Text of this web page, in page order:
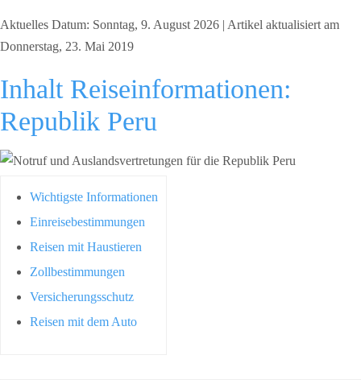
Aktuelles Datum: Sonntag, 9. August 2026 | Artikel aktualisiert am
Donnerstag, 23. Mai 2019
Inhalt Reiseinformationen:
Republik Peru
Wichtigste Informationen
Einreisebestimmungen
Reisen mit Haustieren
Zollbestimmungen
Versicherungsschutz
Reisen mit dem Auto